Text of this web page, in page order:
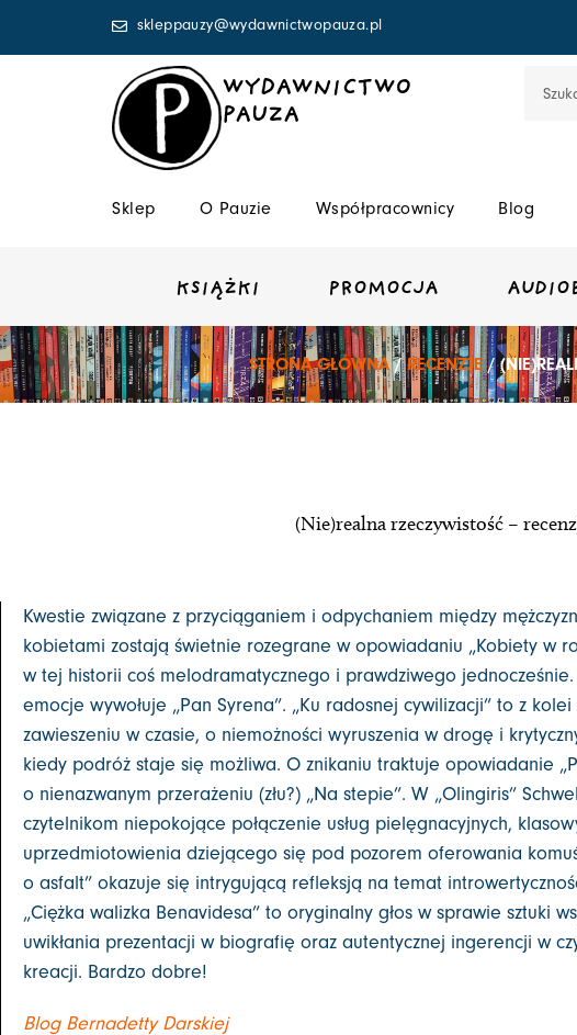
skleppauzy@wydawnictwopauza.pl
WYDAWNICTWO
PAUZA
Sklep O Pauzie Współpracownicy Blog
KSIĄŻKI PROMOCJA
STRONA GŁÓWNA/RECENZJE/
(Nie)realna rzeczywistość –
Kwestie związane z przyciąganiem i odpychaniem między
kobietami zostają świetnie rozegrane w opowiadaniu „Kobiety w
w tej historii coś melodramatycznego i prawdziwego
emocje wywołuje „Pan Syrena”. „Ku radosnej cywilizacji” to z
zawieszeniu w czasie, o niemożności wyruszenia w drogę i
kiedy podróż staje się możliwa. O znikaniu traktuje opowiadanie
o nienazwanym przerażeniu (złu?) „Na stepie”. W „Olingiris”
czytelnikom niepokojące połączenie usług pielęgnacyjnych,
uprzedmiotowienia dziejącego się pod pozorem oferowania
o asfalt” okazuje się intrygującą refleksją na temat
„Ciężka walizka Benavidesa” to oryginalny głos w sprawie sztuki
uwikłania prezentacji w biografię oraz autentycznej ingerencji w
kreacji. Bardzo dobre!
Blog Bernadetty Darskiej